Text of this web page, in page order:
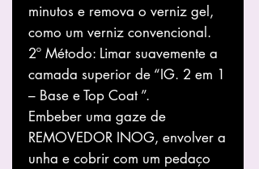
minutos e remova o verniz gel,
como um verniz convencional.
2º Método: Limar suavemente a
camada superior de “IG. 2 em 1
– Base e Top Coat ”.
Embeber uma gaze de
REMOVEDOR INOG, envolver a
unha e cobrir com um pedaço